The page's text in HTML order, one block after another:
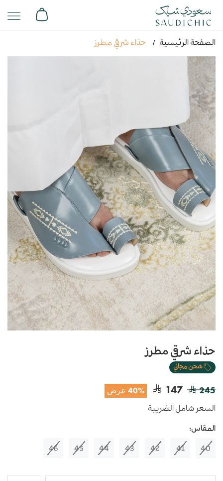
الصفحة الرئيسية حذاء شرقي مطرز
حذاء شرقي مطرز
شحن مجاني
245
147 40% عرض
السعر شامل الضريبة
المقاس:
40
41
42
43
44
45
46